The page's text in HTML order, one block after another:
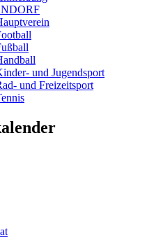
und Jugendsport
und Freizeitsport